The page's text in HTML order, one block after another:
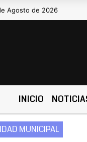
Agosto de 2026
Hoy es Jueves 6
INICIO
MUNICIPAL